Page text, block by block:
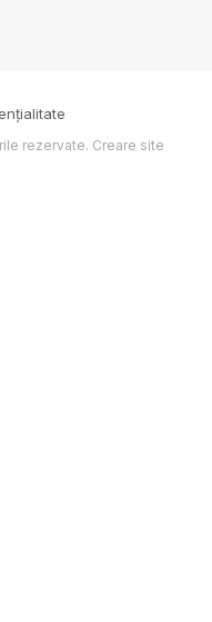
rezervate. Creare site